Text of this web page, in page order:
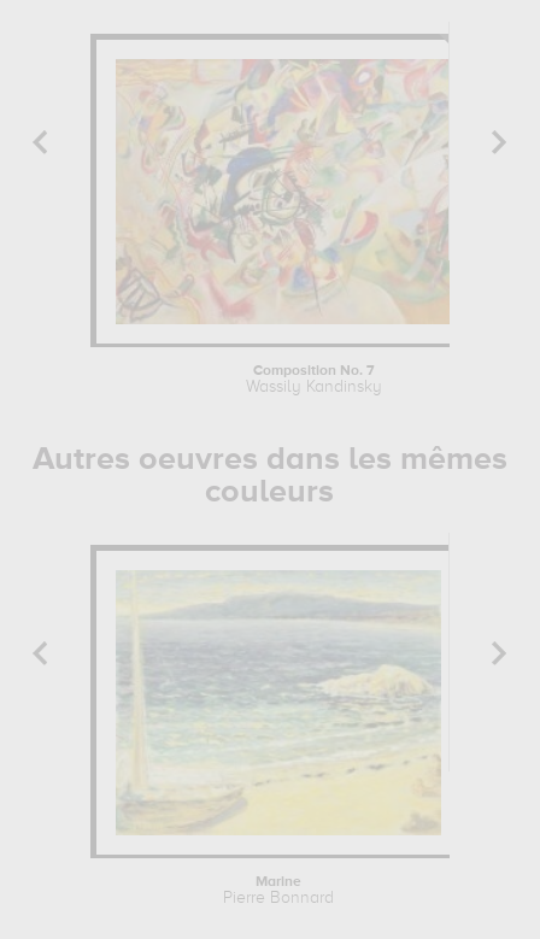
Composition No. 7
Wassily Kandinsky
Autres oeuvres dans les mêmes
couleurs
Marine
Pierre Bonnard